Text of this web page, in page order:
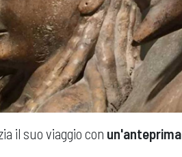
il suo viaggio con un'anteprima